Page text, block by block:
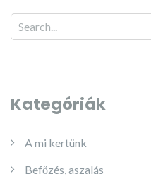
Kategóriák
A mi kertünk
Befőzés, aszalás